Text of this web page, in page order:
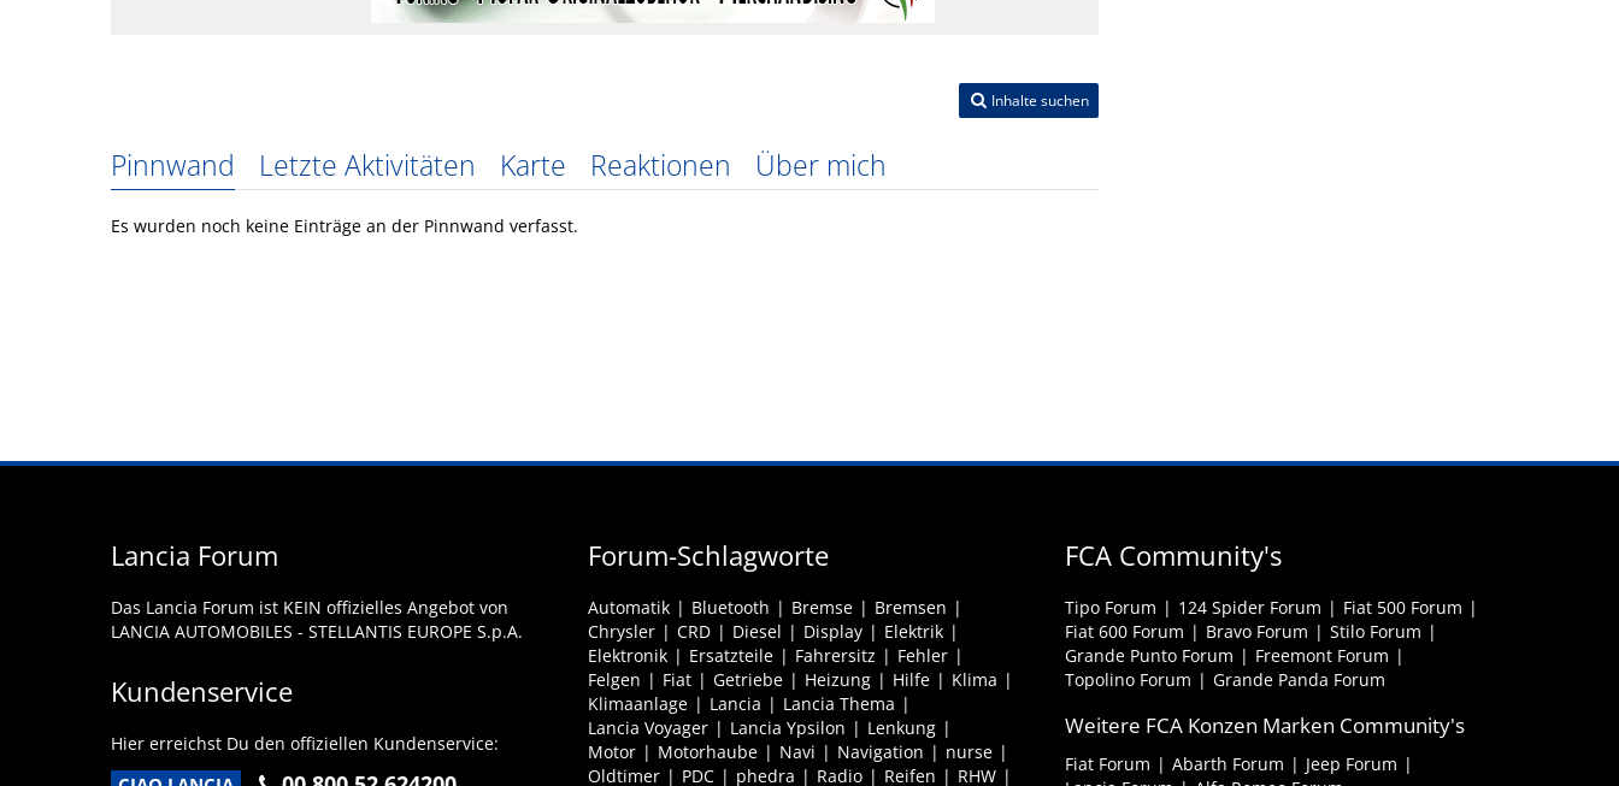
Inhalte suchen
Pinnwand Letzte Aktivitäten Karte Reaktionen Über mich
Es wurden noch keine Einträge an der Pinnwand verfasst.
Lancia Forum
Das Lancia Forum ist KEIN offizielles Angebot von
LANCIA AUTOMOBILES - STELLANTIS EUROPE S.p.A.
Kundenservice
Hier erreichst Du den offiziellen Kundenservice:
Forum-Schlagworte
Automatik Bluetooth Bremse
Bremsen
Chrysler
CRD Diesel Display
Elektrik
Elektronik
Ersatzteile Fahrersitz
Fehler
Felgen
Fiat Getriebe Heizung Hilfe
Klima
Klimaanlage
Lancia
Lancia Thema
Lancia Voyager
Lancia Ypsilon
Lenkung
Motor
Motorhaube Navi Navigation
nurse
Oldtimer
PDC phedra Radio Reifen RHW
FCA Community's
Tipo Forum 124 Spider Forum
Fiat 500 Forum
Fiat 600 Forum
Bravo Forum
Stilo Forum
Grande Punto Forum
Freemont Forum
Topolino Forum
Grande Panda Forum
Weitere FCA Konzen Marken Community's
Fiat Forum Abarth Forum
Jeep Forum